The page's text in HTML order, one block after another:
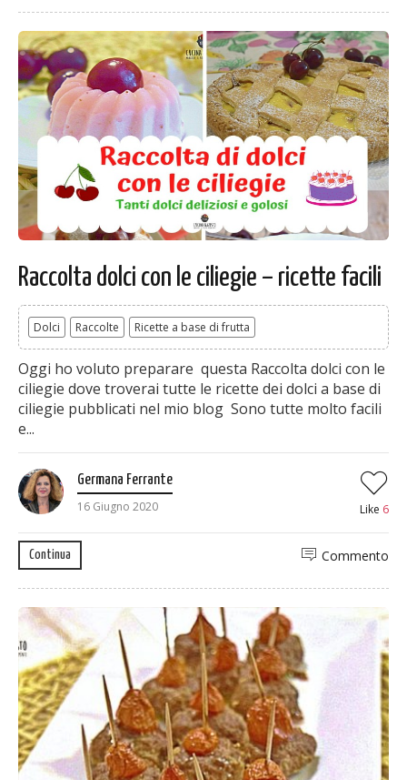
Raccolta dolci con le ciliegie – ricette facili
Dolci Raccolte Ricette a base di frutta
Oggi ho voluto preparare questa Raccolta dolci con le
ciliegie dove troverai tutte le ricette dei dolci a base di
ciliegie pubblicati nel mio blog Sono tutte molto facili
e...
Germana Ferrante
16 Giugno 2020
Like 6
Continua Commento